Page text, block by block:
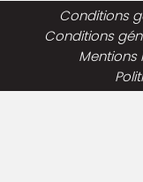
Conditions
Conditions
Mentions